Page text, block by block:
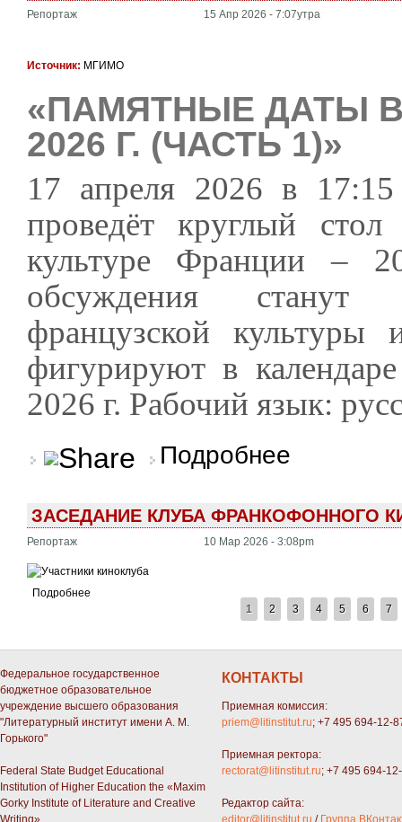
Репортаж 15 Апр 2026 - 7:07утра
Источник: МГИМО
«ПАМЯТНЫЕ ДАТЫ
2026 Г. (ЧАСТЬ 1)»
17 апреля 2026 в 17:15
проведёт круглый
культуре Франции –
обсуждения станут
французской культуры
фигурируют в
2026 г. Рабочий язык:
Подробнее
ЗАСЕДАНИЕ КЛУБА ФРАНКОФОННОГО
Репортаж 10 Мар 2026 - 3:08pm
Подробнее
1 2 3 4 5 6 7
Федеральное государственное
бюджетное образовательное
учреждение высшего образования
"Литературный институт имени А. М.
Горького"
Federal State Budget Educational
Institution of Higher Education the «Maxim
Gorky Institute of Literature and Creative
КОНТАКТЫ
Приемная комиссия:
priem@litinstitut.ru; +7 495 694-12-
Приемная ректора:
rectorat@litinstitut.ru; +7 495 694-
Редактор сайта: